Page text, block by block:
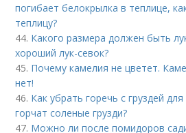
погибает белокрылка в теплице,
теплицу?
44. Какого размера должен быть
хороший лук-севок?
45. Почему камелия не цветет.
нет!
46. Как убрать горечь с груздей
горчат соленые грузди?
47. Можно ли после помидоров